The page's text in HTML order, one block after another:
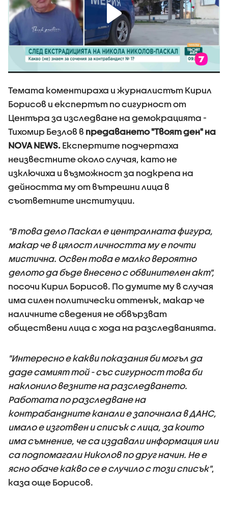
Темата коментираха и журналистът Кирил
Борисов и експертът по сигурност от
Центъра за изследване на демокрацията -
Тихомир Безлов в предаването "Твоят ден" на
NOVA NEWS. Експертите подчертаха
неизвестните около случая, като не
изключиха и възможност за подкрепа на
дейността му от вътрешни лица в
съответните институции.
"В това дело Паскал е централната фигура,
макар че в цялост личността му е почти
мистична. Освен това е малко вероятно
делото да бъде внесено с обвинителен акт",
посочи Кирил Борисов. По думите му в случая
има силен политически оттенък, макар че
наличните сведения не обвързват
обществени лица с хода на разследванията.
"Интересно е какви показания би могъл да
даде самият той - със сигурност това би
наклонило везните на разследването.
Работата по разследване на
контрабандните канали е започнала в ДАНС,
имало е изготвен и списък с лица, за които
има съмнение, че са издавали информация или
са подпомагали Николов по друг начин. Не е
ясно обаче какво се е случило с този списък",
каза още Борисов.